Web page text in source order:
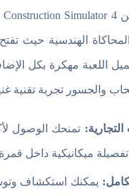
الهندسية حيث تفتح
اللعبة مهكرة بكل
والجسور تجربة تقنية
ميكانيكية داخل قمرة
يمكنك استكشاف